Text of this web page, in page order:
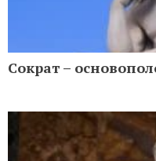
Сократ –